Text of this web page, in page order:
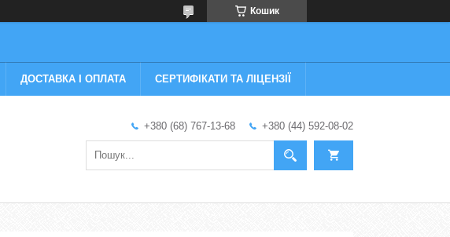
Кошик
ДОСТАВКА І ОПЛАТА СЕРТИФІКАТИ ТА ЛІЦЕНЗІЇ
+380 (68) 767-13-68 +380 (44) 592-08-02